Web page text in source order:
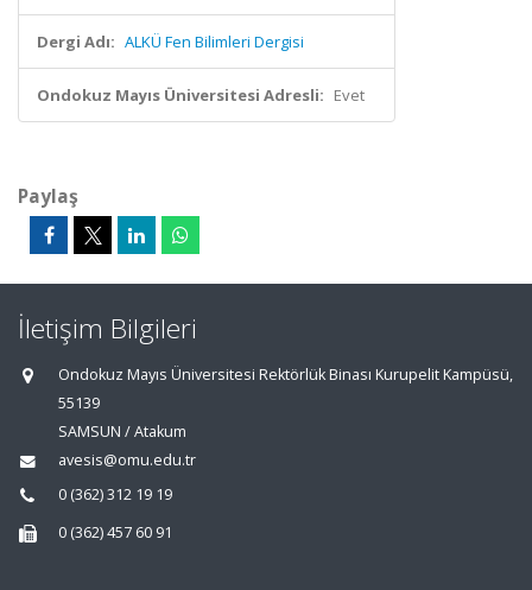
Dergi Adı: ALKÜ Fen Bilimleri Dergisi
Ondokuz Mayıs Üniversitesi Adresli: Evet
Paylaş
İletişim Bilgileri
Ondokuz Mayıs Üniversitesi Rektörlük Binası Kurupelit Kampüsü,
55139
SAMSUN / Atakum
avesis@omu.edu.tr
0 (362) 312 19 19
0 (362) 457 60 91